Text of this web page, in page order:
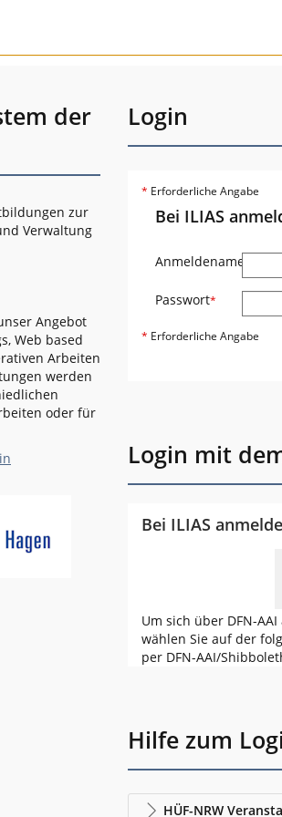
der
zur
Verwaltung
Angebot
Web based
Arbeiten
werden
oder für
Login
* Erforderliche Angabe
Bei ILIAS
Anmeldename
Passwort*
* Erforderliche Angabe
Login mit
Bei ILIAS
Um sich über DFN-
wählen Sie auf der
per DFN-AAI/
Hilfe zum
HÜF-NRW